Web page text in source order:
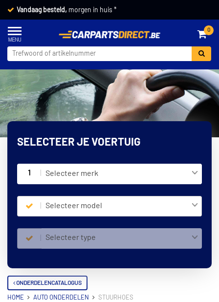
Vandaag besteld, morgen in huis *
0
SELECTEER JE VOERTUIG
1 Selecteer merk
Selecteer model
Selecteer type
ONDERDELENCATALOGUS
HOME AUTO ONDERDELEN STUURHOES